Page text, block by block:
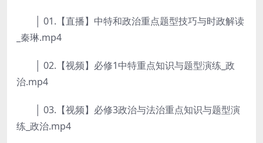
│ 01.【直播】中特和政治重点题型技巧与时政解读
_秦琳.mp4
│ 02.【视频】必修1中特重点知识与题型演练_政
治.mp4
│ 03.【视频】必修3政治与法治重点知识与题型演
练_政治.mp4